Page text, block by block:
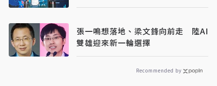
張一鳴想落地、梁文鋒向前走 陸AI
雙雄迎來新一輪選擇
Recommended by